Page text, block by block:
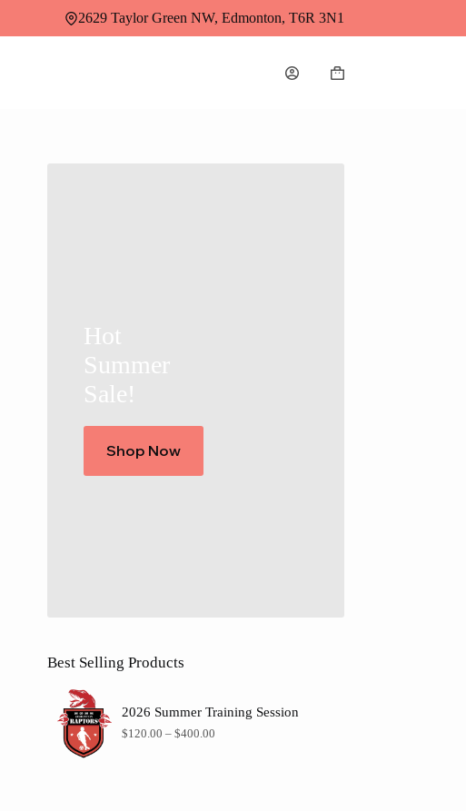
2629 Taylor Green NW, Edmonton, T6R 3N1
Hot
Summer
Sale!
Shop Now
Best Selling Products
2026 Summer Training Session
$120.00 – $400.00